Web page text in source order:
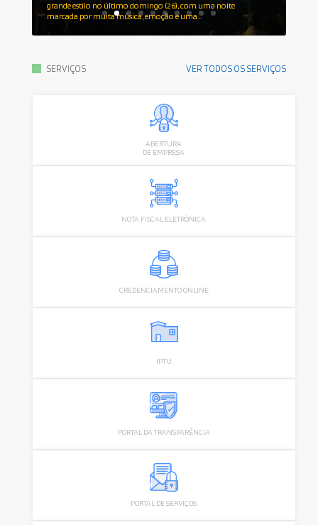
grande estilo no último domingo (26), com uma noite
marcada por muita música, emoção e uma...
SERVIÇOS VER TODOS OS SERVIÇOS
ABERTURA
DE EMPRESA
NOTA FISCAL ELETRÔNICA
CREDENCIAMENTO ONLINE
IPTU
PORTAL DA TRANSPARÊNCIA
PORTAL DE SERVIÇOS